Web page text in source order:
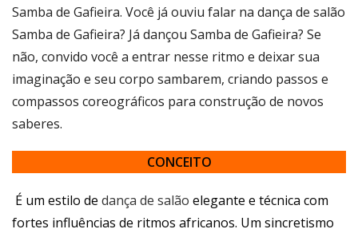
Samba de Gafieira. Você já ouviu falar na dança de salão
Samba de Gafieira? Já dançou Samba de Gafieira? Se
não, convido você a entrar nesse ritmo e deixar sua
imaginação e seu corpo sambarem, criando passos e
compassos coreográficos para construção de novos
saberes.
CONCEITO
É um estilo de dança de salão elegante e técnica com
fortes influências de ritmos africanos. Um sincretismo